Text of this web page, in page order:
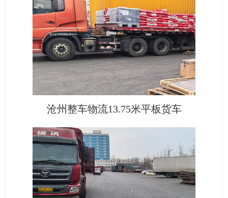
沧州整车物流13.75米平板货车